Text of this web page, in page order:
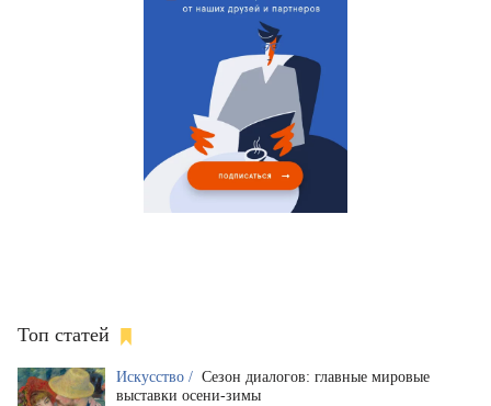
Топ статей
Искусство / Сезон диалогов: главные мировые
выставки осени-зимы